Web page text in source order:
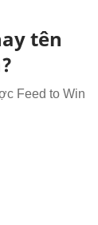
tên
Feed to Win